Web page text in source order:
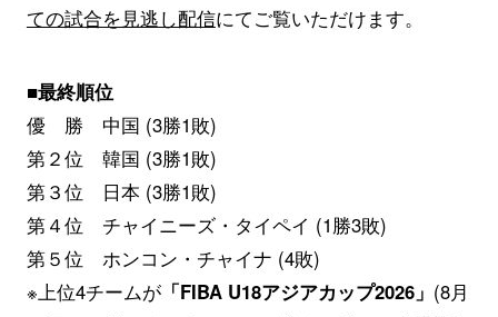
ての試合を見逃し配信にてご覧いただけます。
■最終順位
優 勝 中国 (3勝1敗)
第２位 韓国 (3勝1敗)
第３位 日本 (3勝1敗)
第４位 チャイニーズ・タイペイ (1勝3敗)
第５位 ホンコン・チャイナ (4敗)
※上位4チームが「FIBA U18アジアカップ2026」 (8月